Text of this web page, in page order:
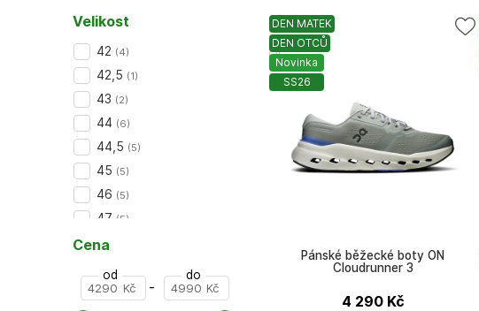
ON
DEN MATEK
DEN OTCŮ
Novinka
SS26
Pánské běžecké boty ON
Cloudrunner 3
4 290 Kč
Velikost
42 (4)
42,5 (1)
43 (2)
44 (6)
44,5 (5)
45 (5)
46 (5)
47 (5)
další (+1)
Cena
od
Kč -
do
Kč